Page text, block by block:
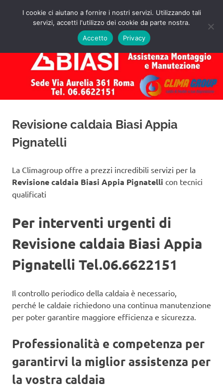
Assistenza
Caldaie
Biasi
Roma
Preventivo!
MENU
Revisione caldaia Biasi Appia
Pignatelli
La Climagroup offre a prezzi incredibili servizi per la
Revisione caldaia Biasi Appia Pignatelli con tecnici
qualificati
Per interventi urgenti di
Revisione caldaia Biasi Appia
Pignatelli Tel.06.6622151
Il controllo periodico della caldaia è necessario,
perché le caldaie richiedono una continua manutenzione
per poter garantire maggiore efficienza e sicurezza.
Professionalità e competenza per
garantirvi la miglior assistenza per
la vostra caldaia
I cookie ci aiutano a fornire i nostri servizi. Utilizzando tali
servizi, accetti l'utilizzo dei cookie da parte nostra.
Accetto
Privacy